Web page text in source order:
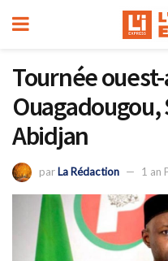
Tournée
Ouagadougou,
Abidjan
parLa Rédaction 1 an